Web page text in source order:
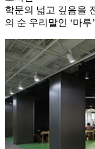
학문의 넓고 깊음을
의 순 우리말인 ‘마